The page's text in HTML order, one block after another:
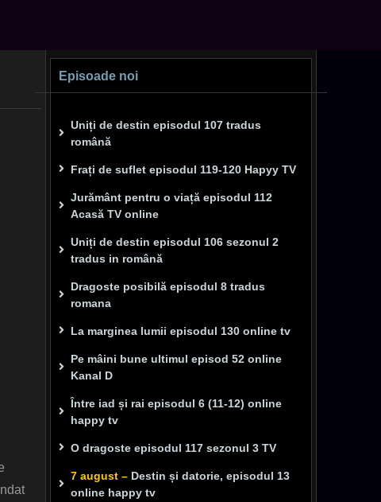
Episoade noi
Uniți de destin episodul 107 tradus
română
Frați de suflet episodul 119-120 Hapyy TV
Jurământ pentru o viață episodul 112
Acasă TV online
Uniți de destin episodul 106 sezonul 2
tradus in română
Dragoste posibilă episodul 8 tradus
romana
La marginea lumii episodul 130 online tv
Pe mâini bune ultimul episod 52 online
Kanal D
Între iad și rai episodul 6 (11-12) online
happy tv
O dragoste episodul 117 sezonul 3 TV
7 august – Destin și datorie, episodul 13
online happy tv